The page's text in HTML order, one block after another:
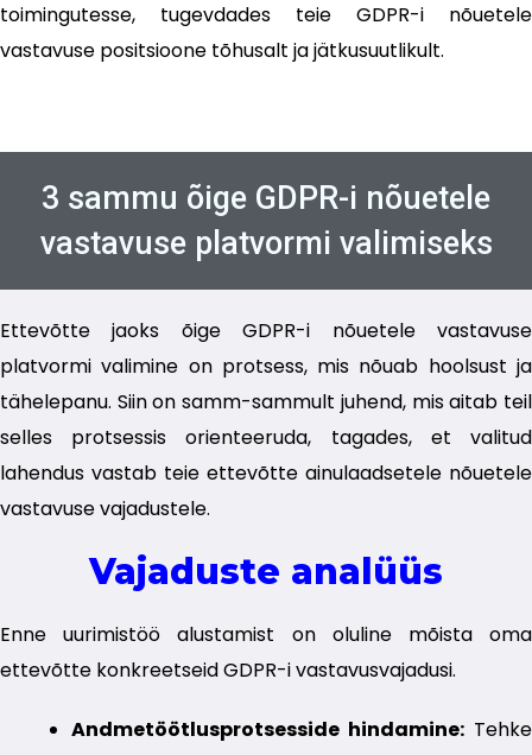
toimingutesse, tugevdades teie GDPR-i nõuetele
vastavuse positsioone tõhusalt ja jätkusuutlikult.
3 sammu õige GDPR-i nõuetele
vastavuse platvormi valimiseks
Ettevõtte jaoks õige GDPR-i nõuetele vastavuse
platvormi valimine on protsess, mis nõuab hoolsust ja
tähelepanu. Siin on samm-sammult juhend, mis aitab teil
selles protsessis orienteeruda, tagades, et valitud
lahendus vastab teie ettevõtte ainulaadsetele nõuetele
vastavuse vajadustele.
Vajaduste analüüs
Enne uurimistöö alustamist on oluline mõista oma
ettevõtte konkreetseid GDPR-i vastavusvajadusi.
Andmetöötlusprotsesside hindamine: Tehke